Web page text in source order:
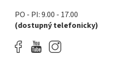
PO - PI: 9.00 - 17.00
(dostupný telefonicky)